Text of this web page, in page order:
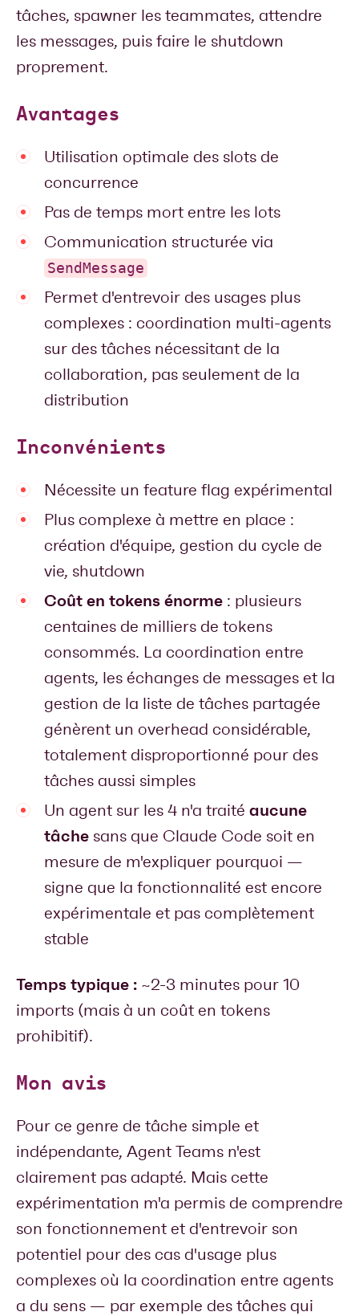
tâches, spawner les teammates, attendre
les messages, puis faire le shutdown
proprement.
Avantages
Utilisation optimale des slots de
concurrence
Pas de temps mort entre les lots
Communication structurée via
SendMessage
Permet d'entrevoir des usages plus
complexes : coordination multi-agents
sur des tâches nécessitant de la
collaboration, pas seulement de la
distribution
Inconvénients
Nécessite un feature flag expérimental
Plus complexe à mettre en place :
création d'équipe, gestion du cycle de
vie, shutdown
Coût en tokens énorme : plusieurs
centaines de milliers de tokens
consommés. La coordination entre
agents, les échanges de messages et la
gestion de la liste de tâches partagée
génèrent un overhead considérable,
totalement disproportionné pour des
tâches aussi simples
Un agent sur les 4 n'a traité aucune
tâche sans que Claude Code soit en
mesure de m'expliquer pourquoi —
signe que la fonctionnalité est encore
expérimentale et pas complètement
stable
Temps typique : ~2-3 minutes pour 10
imports (mais à un coût en tokens
prohibitif).
Mon avis
Pour ce genre de tâche simple et
indépendante, Agent Teams n'est
clairement pas adapté. Mais cette
expérimentation m'a permis de comprendre
son fonctionnement et d'entrevoir son
potentiel pour des cas d'usage plus
complexes où la coordination entre agents
a du sens — par exemple des tâches qui